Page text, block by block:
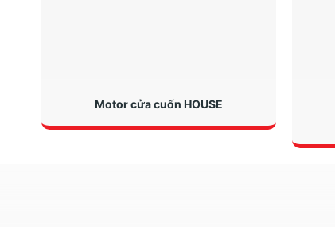
Motor cửa cuốn HOUSE